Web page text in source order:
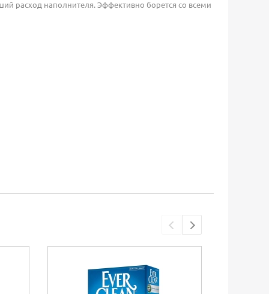
расход наполнителя. Эффективно борется со всеми